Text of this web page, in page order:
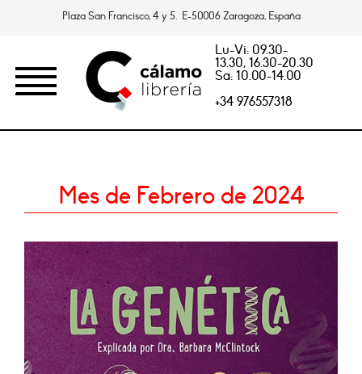
Plaza San Francisco, 4 y 5. E-50006 Zaragoza, España
Lu-Vi: 09.30-
13.30, 16.30-20.30
Sa: 10.00-14.00
+34 976557318
Mes de Febrero de 2024